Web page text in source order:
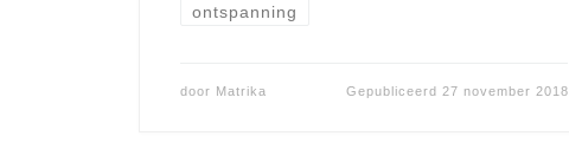
ontspanning
door Matrika Gepubliceerd 27 november 2018